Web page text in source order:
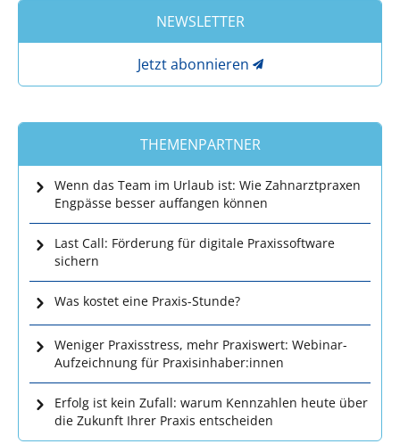
NEWSLETTER
Jetzt abonnieren
THEMENPARTNER
Wenn das Team im Urlaub ist: Wie Zahnarztpraxen
Engpässe besser auffangen können
Last Call: Förderung für digitale Praxissoftware
sichern
Was kostet eine Praxis-Stunde?
Weniger Praxisstress, mehr Praxiswert: Webinar-
Aufzeichnung für Praxisinhaber:innen
Erfolg ist kein Zufall: warum Kennzahlen heute über
die Zukunft Ihrer Praxis entscheiden